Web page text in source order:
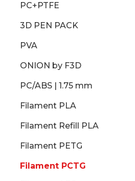
PC+PTFE
3D PEN PACK
PVA
ONION by F3D
PC/ABS | 1.75 mm
Filament PLA
Filament Refill PLA
Filament PETG
Filament PCTG